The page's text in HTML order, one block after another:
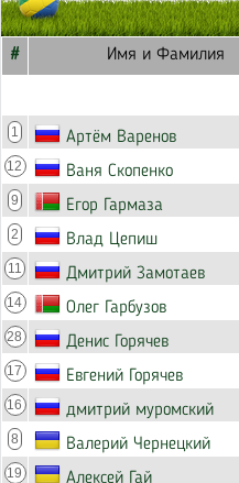
# Имя и Фамилия
1 Артём Варенов
12 Ваня Скопенко
9 Егор Гармаза
2 Влад Цепиш
11 Дмитрий Замотаев
14 Олег Гарбузов
28 Денис Горячев
17 Евгений Горячев
16 дмитрий муромский
8 Валерий Чернецкий
19 Алексей Гай